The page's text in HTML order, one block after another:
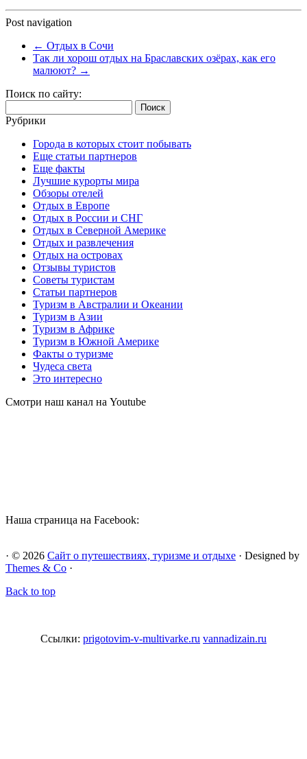
Post navigation
← Отдых в Сочи
Так ли хорош отдых на Браславских озёрах, как его
малюют? →
Поиск по сайту:
Рубрики
Города в которых стоит побывать
Еще статьи партнеров
Еще факты
Лучшие курорты мира
Обзоры отелей
Отдых в Европе
Отдых в России и СНГ
Отдых в Северной Америке
Отдых и развлечения
Отдых на островах
Отзывы туристов
Советы туристам
Статьи партнеров
Туризм в Австралии и Океании
Туризм в Азии
Туризм в Африке
Туризм в Южной Америке
Факты о туризме
Чудеса света
Это интересно
Смотри наш канал на Youtube
Наша страница на Facebook:
· © 2026 Сайт о путешествиях, туризме и отдыхе · Designed by
Themes & Co ·
Back to top
Ссылки: prigotovim-v-multivarke.ru vannadizain.ru